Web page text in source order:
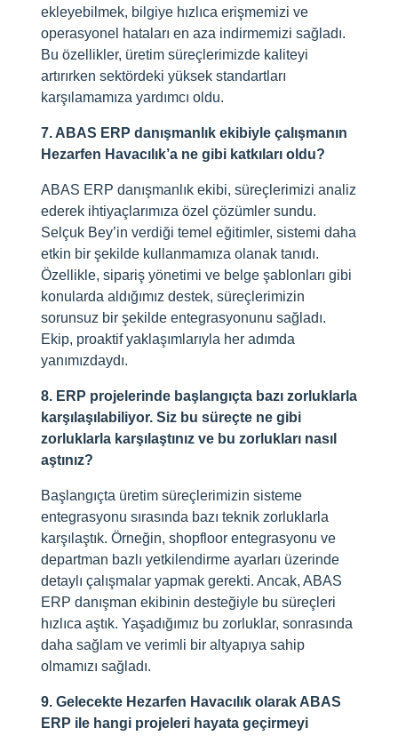
ekleyebilmek, bilgiye hızlıca erişmemizi ve
operasyonel hataları en aza indirmemizi sağladı.
Bu özellikler, üretim süreçlerimizde kaliteyi
artırırken sektördeki yüksek standartları
karşılamamıza yardımcı oldu.
7. ABAS ERP danışmanlık ekibiyle çalışmanın
Hezarfen Havacılık’a ne gibi katkıları oldu?
ABAS ERP danışmanlık ekibi, süreçlerimizi analiz
ederek ihtiyaçlarımıza özel çözümler sundu.
Selçuk Bey’in verdiği temel eğitimler, sistemi daha
etkin bir şekilde kullanmamıza olanak tanıdı.
Özellikle, sipariş yönetimi ve belge şablonları gibi
konularda aldığımız destek, süreçlerimizin
sorunsuz bir şekilde entegrasyonunu sağladı.
Ekip, proaktif yaklaşımlarıyla her adımda
yanımızdaydı.
8. ERP projelerinde başlangıçta bazı zorluklarla
karşılaşılabiliyor. Siz bu süreçte ne gibi
zorluklarla karşılaştınız ve bu zorlukları nasıl
aştınız?
Başlangıçta üretim süreçlerimizin sisteme
entegrasyonu sırasında bazı teknik zorluklarla
karşılaştık. Örneğin, shopfloor entegrasyonu ve
departman bazlı yetkilendirme ayarları üzerinde
detaylı çalışmalar yapmak gerekti. Ancak, ABAS
ERP danışman ekibinin desteğiyle bu süreçleri
hızlıca aştık. Yaşadığımız bu zorluklar, sonrasında
daha sağlam ve verimli bir altyapıya sahip
olmamızı sağladı.
9. Gelecekte Hezarfen Havacılık olarak ABAS
ERP ile hangi projeleri hayata geçirmeyi